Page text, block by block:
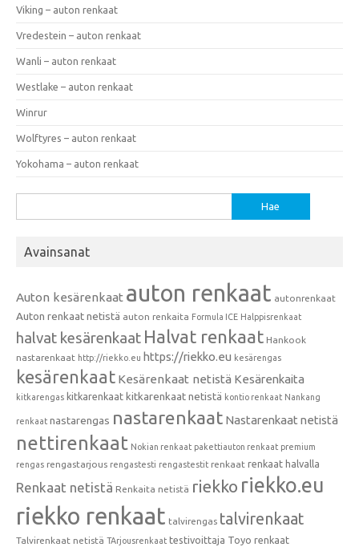
Viking – auton renkaat
Vredestein – auton renkaat
Wanli – auton renkaat
Westlake – auton renkaat
Winrur
Wolftyres – auton renkaat
Yokohama – auton renkaat
Avainsanat
Auton kesärenkaat auton renkaat autonrenkaat
Auton renkaat netistä auton renkaita Formula ICE Halppisrenkaat
halvat kesärenkaat Halvat renkaat Hankook
nastarenkaat http://riekko.eu https://riekko.eu kesärengas
kesärenkaat Kesärenkaat netistä Kesärenkaita
kitkarengas kitkarenkaat kitkarenkaat netistä kontio renkaat Nankang
renkaat nastarengas nastarenkaat Nastarenkaat netistä
nettirenkaat Nokian renkaat pakettiauton renkaat premium
rengas rengastarjous rengastesti rengastestit renkaat renkaat halvalla
Renkaat netistä Renkaita netistä riekko riekko.eu
riekko renkaat talvirengas talvirenkaat
Talvirenkaat netistä TArjousrenkaat testivoittaja Toyo renkaat